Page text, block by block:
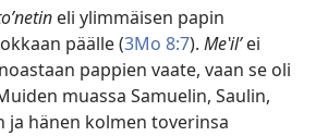
eli ylimmäisen papin
päälle (3Mo 8:7). Meʽilʹei
pappien vaate, vaan se oli
muassa Samuelin, Saulin,
ja hänen kolmen toverinsa